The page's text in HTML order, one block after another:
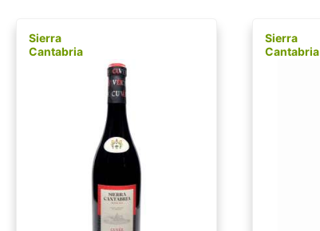
Sierra
Cantabria
Sierra
Cantabria